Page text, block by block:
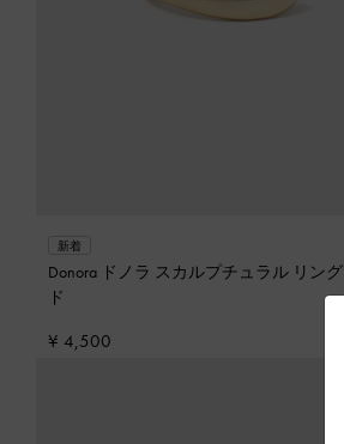
新着
Donora ドノラ スカルプチュラル リング
ド
¥ 4,500